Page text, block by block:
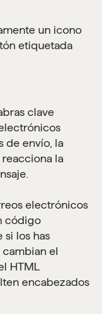
clave
de envío, la
la
electrónicos
código
si los has
cambian el
HTML
encabezados